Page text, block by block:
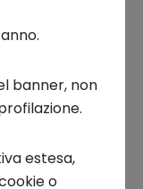
cruciale che
transizione
banner, non
estesa,
o